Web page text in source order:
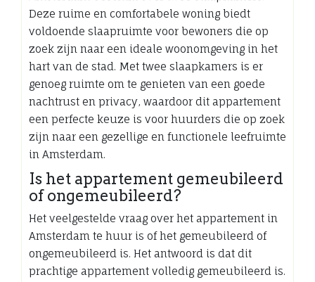
Deze ruime en comfortabele woning biedt
voldoende slaapruimte voor bewoners die op
zoek zijn naar een ideale woonomgeving in het
hart van de stad. Met twee slaapkamers is er
genoeg ruimte om te genieten van een goede
nachtrust en privacy, waardoor dit appartement
een perfecte keuze is voor huurders die op zoek
zijn naar een gezellige en functionele leefruimte
in Amsterdam.
Is het appartement gemeubileerd
of ongemeubileerd?
Het veelgestelde vraag over het appartement in
Amsterdam te huur is of het gemeubileerd of
ongemeubileerd is. Het antwoord is dat dit
prachtige appartement volledig gemeubileerd is.